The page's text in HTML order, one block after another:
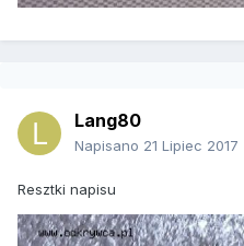
Lang80
Napisano 21 Lipiec 2017
Resztki napisu